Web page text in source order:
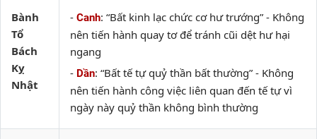
Bành
Tổ
Bách
Kỵ
Nhật
- Canh: “Bất kinh lạc chức cơ hư trướng” - Không
nên tiến hành quay tơ để tránh cũi dệt hư hại
ngang
- Dần: “Bất tế tự quỷ thần bất thường” - Không
nên tiến hành công việc liên quan đến tế tự vì
ngày này quỷ thần không bình thường